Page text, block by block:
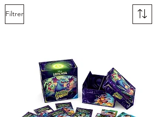
Filtrer